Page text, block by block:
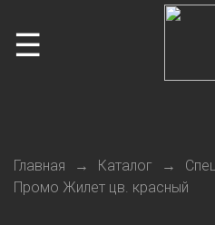
☰
Главная Каталог
Промо Жилет цв. красный